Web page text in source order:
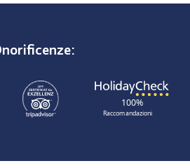
TripAdvisor HolidayCheck